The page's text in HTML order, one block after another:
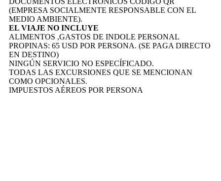
(EMPRESA SOCIALMENTE RESPONSABLE CON EL
MEDIO AMBIENTE).
EL VIAJE NO INCLUYE
ALIMENTOS ,GASTOS DE INDOLE PERSONAL
PROPINAS: 65 USD POR PERSONA. (SE PAGA DIRECTO
EN DESTINO)
NINGÚN SERVICIO NO ESPECÍFICADO.
TODAS LAS EXCURSIONES QUE SE MENCIONAN
COMO OPCIONALES.
IMPUESTOS AÉREOS POR PERSONA